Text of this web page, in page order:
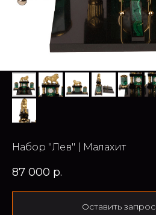
Набор "Лев" | Малахит
87 000 р.
Оставить запрос